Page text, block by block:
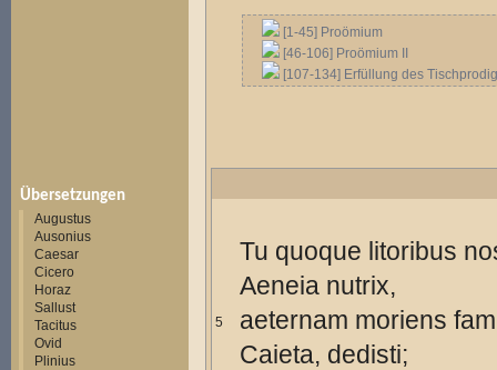
Übersetzungen
Augustus
Ausonius
Caesar
Cicero
Horaz
Sallust
Tacitus
Ovid
Plinius
[1-45] Proömium
[46-106] Proömium II
[107-134] Erfüllung des
5
Tu quoque litoribus
Aeneia nutrix,
aeternam moriens
Caieta, dedisti;